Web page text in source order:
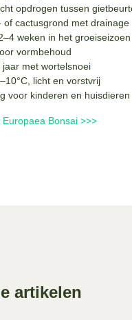
opdrogen tussen
of cactusgrond met drainage
weken in het groeiseizoen
vormbehoud
jaar met wortelsnoei
licht en vorstvrij
voor kinderen en huisdieren
Bonsai >>>
artikelen